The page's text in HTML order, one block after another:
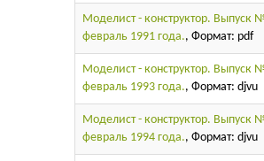
Моделист - конструктор. Выпуск
февраль 1991 года., Формат: pdf
Моделист - конструктор. Выпуск
февраль 1993 года., Формат: djvu
Моделист - конструктор. Выпуск
февраль 1994 года., Формат: djvu